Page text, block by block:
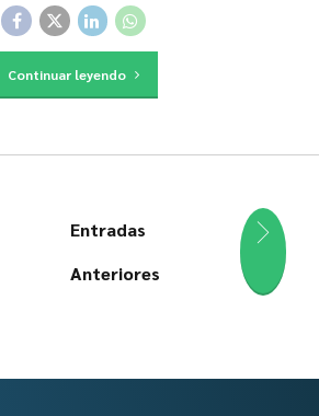
Continuar leyendo
Entradas
Anteriores